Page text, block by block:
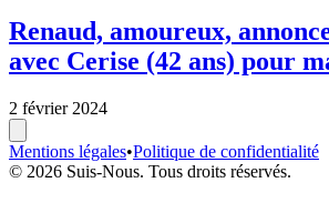
Renaud, amoureux,
avec Cerise (42 ans) pour
2 février 2024
Mentions légales•Politique de confidentialité
© 2026 Suis-Nous. Tous droits réservés.